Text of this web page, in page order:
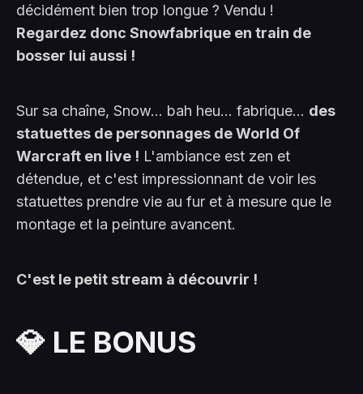
décidément bien trop longue ? Vendu !
Regardez donc Snowfabrique en train de
bosser lui aussi !
Sur sa chaîne, Snow... bah heu... fabrique... des
statuettes de personnages de World Of
Warcraft en live ! L'ambiance est zen et
détendue, et c'est impressionnant de voir les
statuettes prendre vie au fur et à mesure que le
montage et la peinture avancent.
C'est le petit stream à découvrir !
💎 LE BONUS